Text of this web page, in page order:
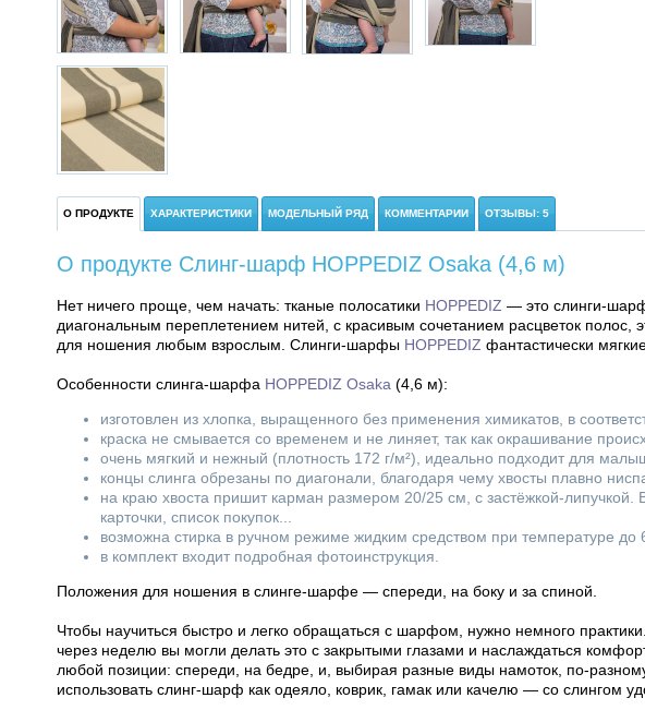
О ПРОДУКТЕ ХАРАКТЕРИСТИКИ МОДЕЛЬНЫЙ РЯД КОММЕНТАРИИ ОТЗЫВЫ: 5
О продукте Слинг-шарф HOPPEDIZ Osaka (4,6 м)
Нет ничего проще, чем начать: тканые полосатики HOPPEDIZ — это слинги-
диагональным переплетением нитей, с красивым сочетанием расцветок полос,
для ношения любым взрослым. Слинги-шарфы HOPPEDIZ фантастически
Особенности слинга-шарфа HOPPEDIZ Osaka (4,6 м):
изготовлен из хлопка, выращенного без применения химикатов, в
краска не смывается со временем и не линяет, так как окрашивание
очень мягкий и нежный (плотность 172 г/м²), идеально подходит для
концы слинга обрезаны по диагонали, благодаря чему хвосты плавно
на краю хвоста пришит карман размером 20/25 см, с застёжкой-
карточки, список покупок...
возможна стирка в ручном режиме жидким средством при температуре до
в комплект входит подробная фотоинструкция.
Положения для ношения в слинге-шарфе — спереди, на боку и за спиной.
Чтобы научиться быстро и легко обращаться с шарфом, нужно немного
через неделю вы могли делать это с закрытыми глазами и наслаждаться
любой позиции: спереди, на бедре, и, выбирая разные виды намоток, по-
использовать слинг-шарф как одеяло, коврик, гамак или качелю — со слингом